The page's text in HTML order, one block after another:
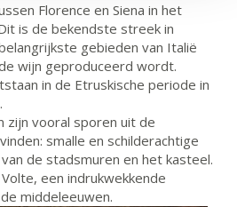
Florence en Siena in het
is de bekendste streek in
gebieden van Italië
wijn geproduceerd wordt.
in de Etruskische periode in
zijn vooral sporen uit de
smalle en schilderachtige
de stadsmuren en het kasteel.
een indrukwekkende
middeleeuwen.